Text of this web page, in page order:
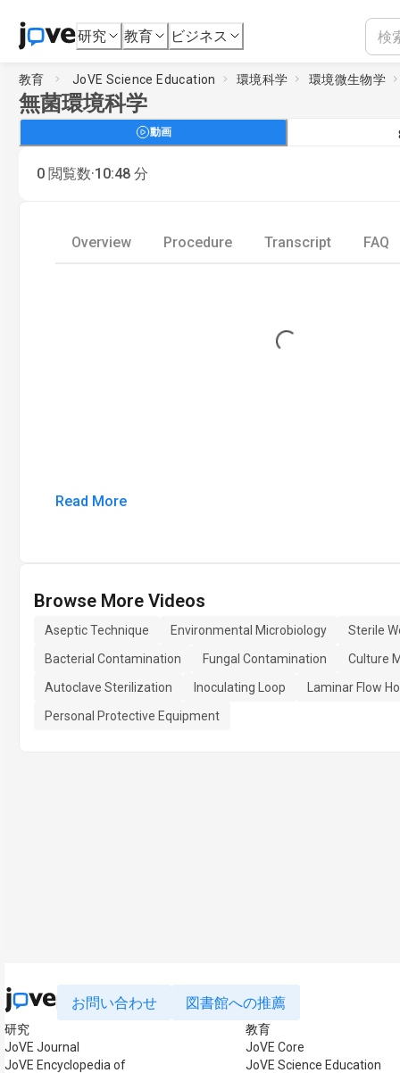
研究 教育 ビジネス
教育 JoVE Science Education 環境科学 環境微生物学
無菌環境科学
動画
0 閲覧数·10:48 分
Overview Procedure Transcript FAQ
Loading...
Read More
Browse More Videos
Aseptic Technique Environmental Microbiology
Sterile
Bacterial Contamination
Fungal Contamination
Culture
Autoclave Sterilization
Inoculating Loop
Laminar Flow
Personal Protective Equipment
お問い合わせ 図書館への推薦
研究
JoVE Journal
JoVE Encyclopedia of
教育
JoVE Core
JoVE Science Education